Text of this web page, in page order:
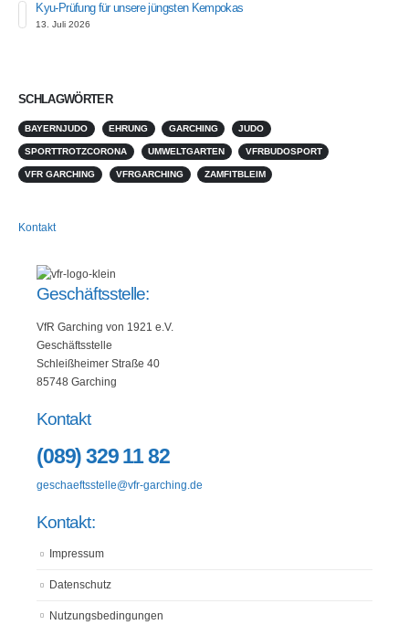
Kyu-Prüfung für unsere jüngsten Kempokas
13. Juli 2026
SCHLAGWÖRTER
BAYERNJUDO EHRUNG GARCHING JUDO
SPORTTROTZCORONA UMWELTGARTEN VFRBUDOSPORT
VFR GARCHING VFRGARCHING ZAMFITBLEIM
Kontakt
Geschäftsstelle:
VfR Garching von 1921 e.V.
Geschäftsstelle
Schleißheimer Straße 40
85748 Garching
Kontakt
(089) 329 11 82
geschaeftsstelle@vfr-garching.de
Kontakt:
Impressum
Datenschutz
Nutzungsbedingungen